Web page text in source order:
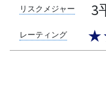
リスクメジャー 3
レーティング